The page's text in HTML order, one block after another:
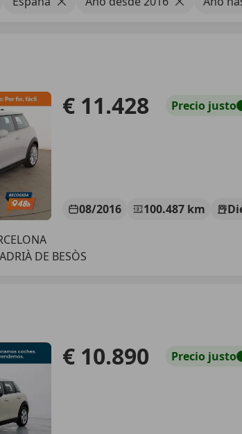
€ 11.428 Precio justo
08/2016 100.487 km
DE BESÒS
€ 10.890 Precio justo